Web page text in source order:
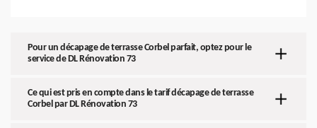
Pour un décapage de terrasse Corbel parfait, optez pour le
service de DL Rénovation 73
Ce qui est pris en compte dans le tarif décapage de terrasse
Corbel par DL Rénovation 73